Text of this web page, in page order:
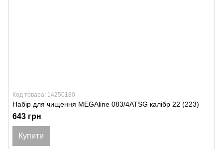
Код товара: 14250180
Набір для чищення MEGAline 083/4ATSG калібр 22 (223)
643 грн
Купити